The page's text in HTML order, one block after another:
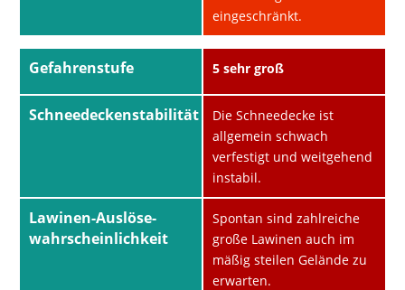
eingeschränkt.
Gefahrenstufe
Schneedeckenstabilität
Lawinen-Auslöse-
wahrscheinlichkeit
5 sehr groß
Die Schneedecke ist
allgemein schwach
verfestigt und weitgehend
instabil.
Spontan sind zahlreiche
große Lawinen auch im
mäßig steilen Gelände zu
erwarten.